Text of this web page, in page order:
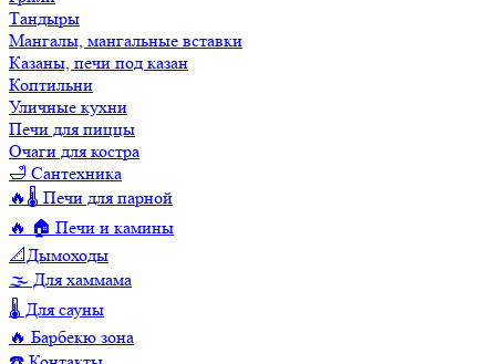
Тандыры
Мангалы, мангальные вставки
Казаны, печи под казан
Коптильни
Уличные кухни
Печи для пиццы
Очаги для костра
🛁 Сантехника
🔥🌡️ Печи для парной
🔥 🏠 Печи и камины
📐Дымоходы
🌫️ Для хаммама
🌡️ Для сауны
🔥 Барбекю зона